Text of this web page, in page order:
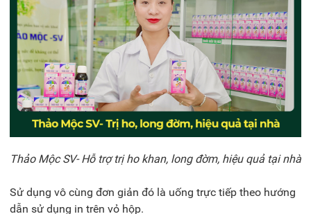
Thảo Mộc SV- Hỗ trợ trị ho khan, long đờm, hiệu quả tại nhà
Sử dụng vô cùng đơn giản đó là uống trực tiếp theo hướng
dẫn sử dụng in trên vỏ hộp.